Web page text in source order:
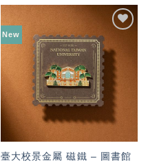
New
「願
望輕
單」
臺大校景金屬 磁鐵 – 圖書館